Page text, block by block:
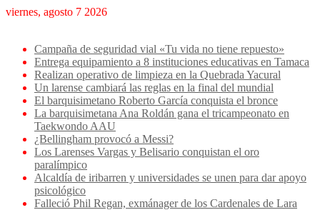
viernes, agosto 7 2026
Campaña de seguridad vial «Tu vida no tiene repuesto»
Entrega equipamiento a 8 instituciones educativas en Tamaca
Realizan operativo de limpieza en la Quebrada Yacural
Un larense cambiará las reglas en la final del mundial
El barquisimetano Roberto García conquista el bronce
La barquisimetana Ana Roldán gana el tricampeonato en
Taekwondo AAU
¿Bellingham provocó a Messi?
Los Larenses Vargas y Belisario conquistan el oro
paralímpico
Alcaldía de iribarren y universidades se unen para dar apoyo
psicológico
Falleció Phil Regan, exmánager de los Cardenales de Lara